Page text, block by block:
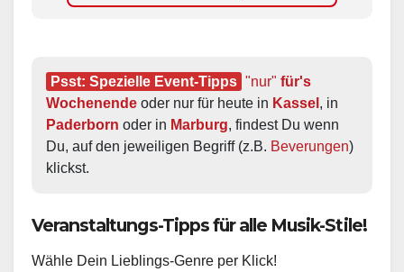
Psst: Spezielle Event-Tipps "nur" für's
Wochenende oder nur für heute in Kassel
Paderborn oder in Marburg, findest Du wenn
Du, auf den jeweiligen Begriff (z.B. Beverungen)
klickst.
Veranstaltungs-Tipps für alle Musik-Stile!
Wähle Dein Lieblings-Genre per Klick!